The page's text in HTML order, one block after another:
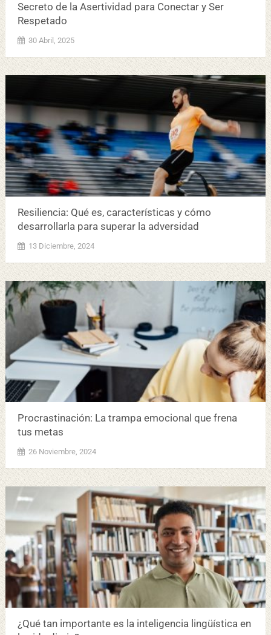
Secreto de la Asertividad para Conectar y Ser
Respetado
30 Abril, 2025
Resiliencia: Qué es, características y cómo
desarrollarla para superar la adversidad
13 Diciembre, 2024
Procrastinación: La trampa emocional que frena
tus metas
26 Noviembre, 2024
¿Qué tan importante es la inteligencia lingüística en